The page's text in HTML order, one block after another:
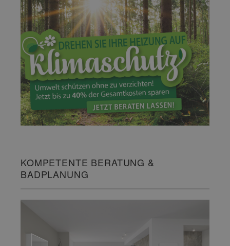
KOMPETENTE BERATUNG &
BADPLANUNG